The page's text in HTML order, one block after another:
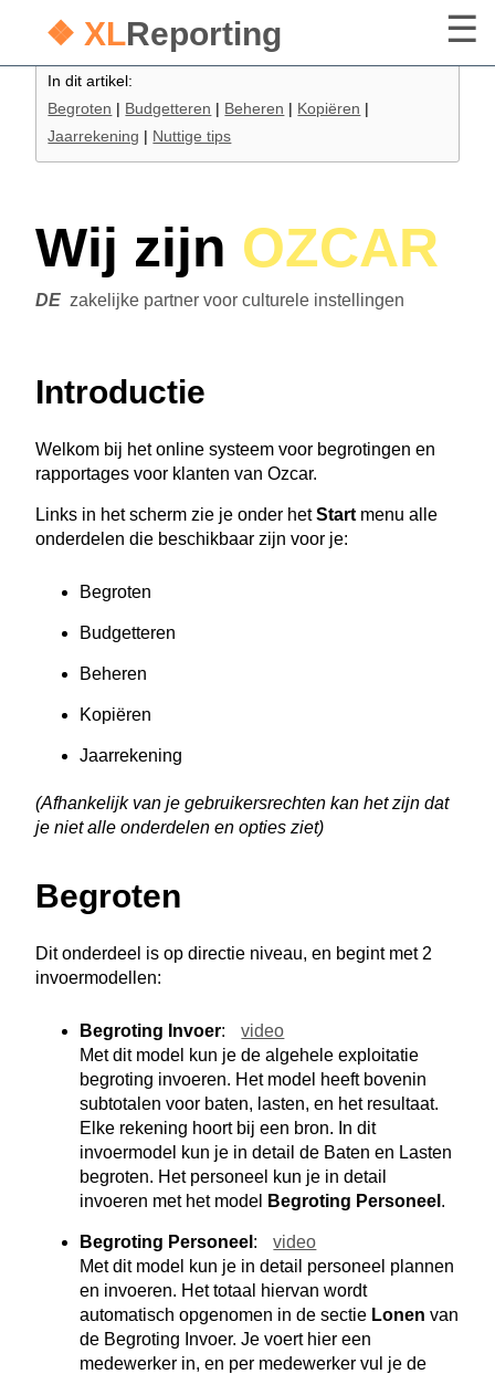
❖ XLReporting
In dit artikel:
Begroten | Budgetteren | Beheren | Kopiëren |
Jaarrekening | Nuttige tips
Wij zijn OZCAR
DE zakelijke partner voor culturele instellingen
Introductie
Welkom bij het online systeem voor begrotingen en
rapportages voor klanten van Ozcar.
Links in het scherm zie je onder hetStart menu alle
onderdelen die beschikbaar zijn voor je:
Begroten
Budgetteren
Beheren
Kopiëren
Jaarrekening
(Afhankelijk van je gebruikersrechten kan het zijn dat
je niet alle onderdelen en opties ziet)
Begroten
Dit onderdeel is op directie niveau, en begint met 2
invoermodellen:
Begroting Invoer:
video
Met dit model kun je de algehele exploitatie
begroting invoeren. Het model heeft bovenin
subtotalen voor baten, lasten, en het resultaat.
Elke rekening hoort bij een bron. In dit
invoermodel kun je in detail de Baten en Lasten
begroten. Het personeel kun je in detail
invoeren met het model
Begroting Personeel .
Begroting Personeel :
video
Met dit model kun je in detail personeel plannen
en invoeren. Het totaal hiervan wordt
automatisch opgenomen in de sectie Lonen van
de Begroting Invoer. Je voert hier een
medewerker in, en per medewerker vul je de